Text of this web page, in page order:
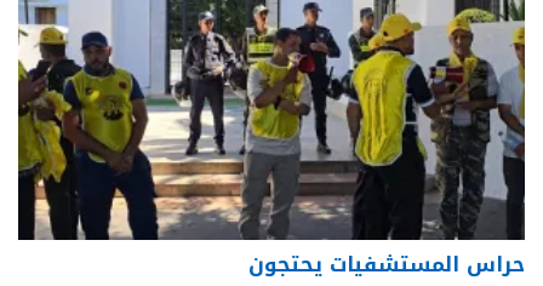
حراس المستشفيات يحتجون